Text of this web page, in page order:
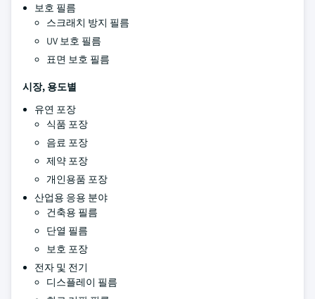
보호 필름
스크래치 방지 필름
UV 보호 필름
표면 보호 필름
시장, 용도별
유연 포장
식품 포장
음료 포장
제약 포장
개인용품 포장
산업용 응용 분야
건축용 필름
단열 필름
보호 포장
전자 및 전기
디스플레이 필름